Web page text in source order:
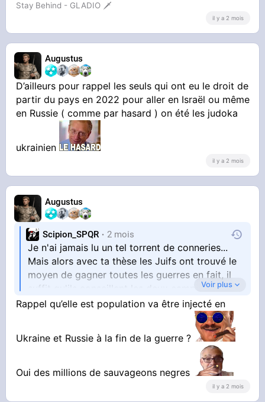
Stay Behind - GLADIO 🗡️
il y a 2 mois
Augustus
D’ailleurs pour rappel les seuls qui ont eu le droit de
partir du pays en 2022 pour aller en Israël ou même
en Russie ( comme par hasard ) on été les judoka
ukrainien
il y a 2 mois
Augustus
Scipion_SPQR 2 mois
Je n'ai jamais lu un tel torrent de conneries...
Mais alors avec ta thèse les Juifs ont trouvé le
moyen de gagner toutes les guerres en fait, il
suffit qu'ils conseillent les deux camps et puis
"les plus malins" refuseront de se battre, il
faudra laisser les Africains nous dominer si se
Quel haut degré d'analyse, c'est brillant...
Voir plus
Rappel qu’elle est population va être injecté en
Ukraine et Russie à la fin de la guerre ?
Oui des millions de sauvageons negres
il y a 2 mois